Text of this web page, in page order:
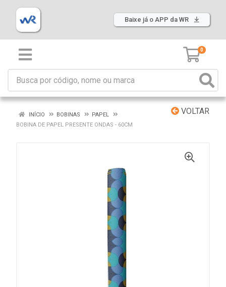
Baixe já o APP da WR
0
VOLTAR
INÍCIO BOBINAS
PAPEL
BOBINA DE PAPEL PRESENTE ONDAS - 60CM